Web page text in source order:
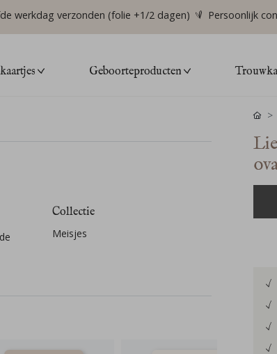
werkdag verzonden (folie +1/2 dagen) Persoonlijk
Geboorteproducten
Collectie
Meisjes